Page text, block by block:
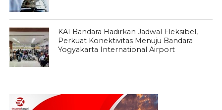
KAI Bandara Hadirkan Jadwal Fleksibel,
Perkuat Konektivitas Menuju Bandara
Yogyakarta International Airport